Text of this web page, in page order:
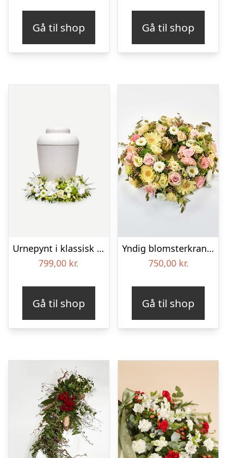
Gå til shop Gå til shop
Urnepynt i klassisk stil – creme
799,00 kr.
Gå til shop
Yndig blomsterkrans i pastelfarver, floristens valg – Blomster til begravelse
750,00 kr.
Gå til shop